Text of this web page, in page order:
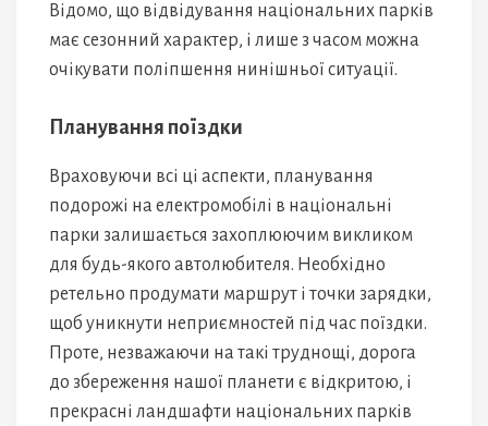
Відомо, що відвідування національних парків
має сезонний характер, і лише з часом можна
очікувати поліпшення нинішньої ситуації.
Планування поїздки
Враховуючи всі ці аспекти, планування
подорожі на електромобілі в національні
парки залишається захоплюючим викликом
для будь-якого автолюбителя. Необхідно
ретельно продумати маршрут і точки зарядки,
щоб уникнути неприємностей під час поїздки.
Проте, незважаючи на такі труднощі, дорога
до збереження нашої планети є відкритою, і
прекрасні ландшафти національних парків